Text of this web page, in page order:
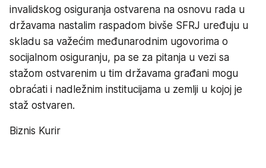
invalidskog osiguranja ostvarena na osnovu rada u
državama nastalim raspadom bivše SFRJ uređuju u
skladu sa važećim međunarodnim ugovorima o
socijalnom osiguranju, pa se za pitanja u vezi sa
stažom ostvarenim u tim državama građani mogu
obraćati i nadležnim institucijama u zemlji u kojoj je
staž ostvaren.
Biznis Kurir